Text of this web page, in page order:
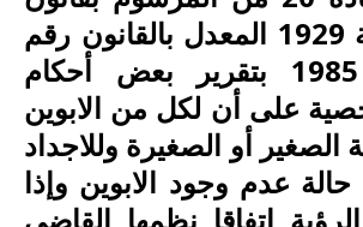
رقم 25 لسنة 1929 المعدل بالقانون رقم
100 لسنة 1985 بتقرير بعض أحكام
على أن لكل من الابوين
أو الصغيرة وللاجداد
عدم وجود الابوين وإذا
اتفاقا نظمها القاضى